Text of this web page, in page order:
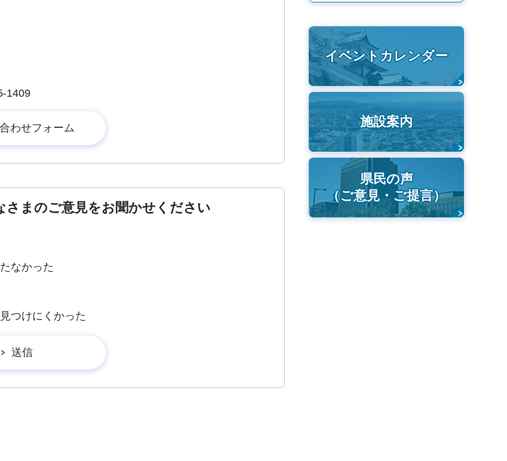
1409
まのご意見をお聞かせください
なかった
つけにくかった
イベントカレンダー
施設案内
県民の声
（ご意見・ご提言）